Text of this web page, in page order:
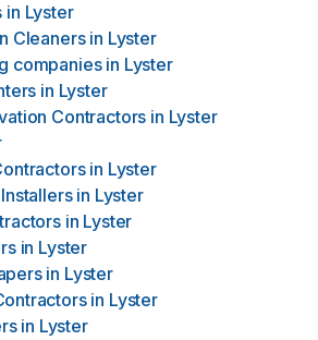
in Lyster
Cleaners in Lyster
companies in Lyster
in Lyster
Contractors in Lyster
in Lyster
in Lyster
in Lyster
in Lyster
in Lyster
in Lyster
in Lyster